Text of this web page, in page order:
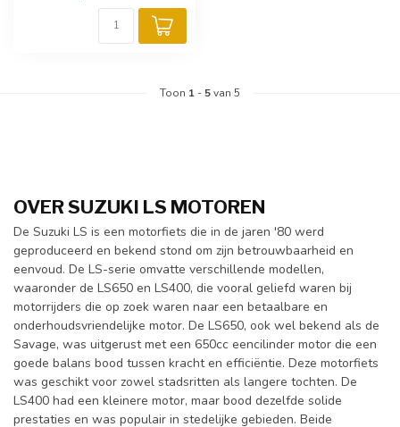
Toon 1 -5van 5
OVER SUZUKI LS MOTOREN
De Suzuki LS is een motorfiets die in de jaren '80 werd
geproduceerd en bekend stond om zijn betrouwbaarheid en
eenvoud. De LS-serie omvatte verschillende modellen,
waaronder de LS650 en LS400, die vooral geliefd waren bij
motorrijders die op zoek waren naar een betaalbare en
onderhoudsvriendelijke motor. De LS650, ook wel bekend als de
Savage, was uitgerust met een 650cc eencilinder motor die een
goede balans bood tussen kracht en efficiëntie. Deze motorfiets
was geschikt voor zowel stadsritten als langere tochten. De
LS400 had een kleinere motor, maar bood dezelfde solide
prestaties en was populair in stedelijke gebieden. Beide